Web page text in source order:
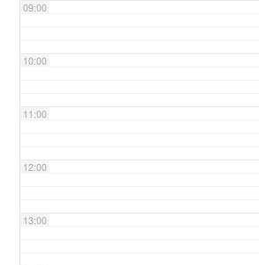
09:00
10:00
11:00
12:00
13:00